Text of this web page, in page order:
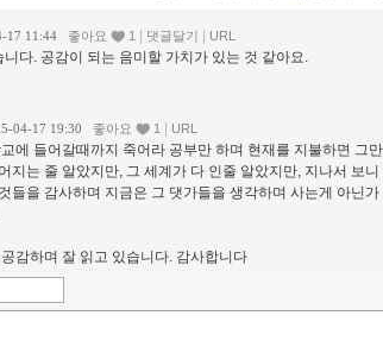
17 11:44 좋아요 1 댓글달기 URL
다. 공감이 되는 음미할 가치가 있는 것 같아요.
04-17 19:30 좋아요 1 URL
에 들어갈때까지 죽어라 공부만 하며 현재를 지불하면 그
지는 줄 알았지만, 그 세계가 다 인줄 알았지만, 지나서 보니
들을 감사하며 지금은 그 댓가들을 생각하며 사는게 아닌가
감하며 잘 읽고 있습니다. 감사합니다